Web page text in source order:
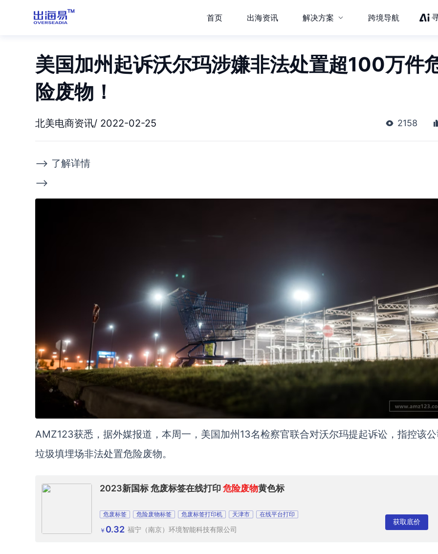
首页 出海资讯 解决方案 跨境导航
美国加州起诉沃尔玛涉嫌非法处置超100万件
险废物！
北美电商资讯/ 2022-02-25 2158
--> 了解详情
-->
AMZ123获悉，据外媒报道，本周一，美国加州13名检察官联合对沃尔玛提起诉讼，指控该
垃圾填埋场非法处置危险废物。
2023新国标 危废标签在线打印 危险废物黄色标
危废标签 危险废物标签 危废标签打印机 天津市 在线平台打印
￥ 0.32 福宁（南京）环境智能科技有限公司
获取底价